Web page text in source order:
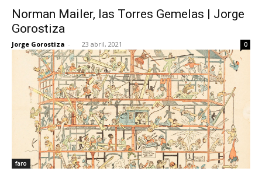
Norman Mailer, las Torres Gemelas | Jorge
Gorostiza
Jorge Gorostiza - 23 abril, 2021 0
faro